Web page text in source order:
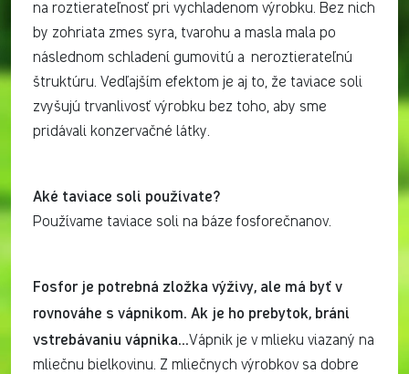
na roztierateľnosť pri vychladenom výrobku. Bez nich
by zohriata zmes syra, tvarohu a masla mala po
následnom schladení gumovitú a neroztierateľnú
štruktúru. Vedľajším efektom je aj to, že taviace soli
zvyšujú trvanlivosť výrobku bez toho, aby sme
pridávali konzervačné látky.
Aké taviace soli používate?
Používame taviace soli na báze fosforečnanov.
Fosfor je potrebná zložka výživy, ale má byť v
rovnováhe s vápnikom. Ak je ho prebytok, bráni
vstrebávaniu vápnika…Vápnik je v mlieku viazaný na
mliečnu bielkovinu. Z mliečnych výrobkov sa dobre